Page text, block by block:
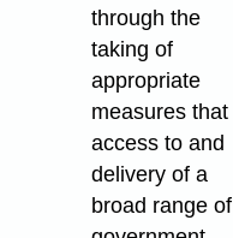
through the
taking of
appropriate
measures that
access to and
delivery of a
broad range of